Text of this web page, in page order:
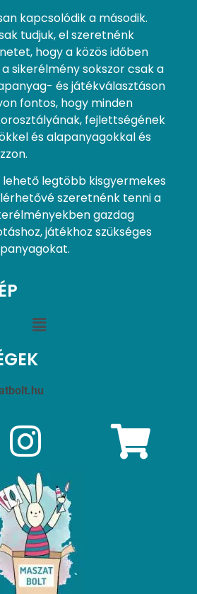
kapcsolódik a második.
tudjuk, el szeretnénk
hogy a közös időben
sikerélmény sokszor csak a
és játékválasztáson
fontos, hogy minden
fejlettségének
és alapanyagokkal és
legtöbb kisgyermekes
szeretnénk tenni a
gazdag
játékhoz szükséges